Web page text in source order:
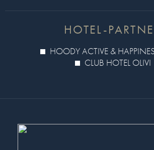
HOTEL-
HOODY ACTIVE &
CLUB HOTEL OLIVI